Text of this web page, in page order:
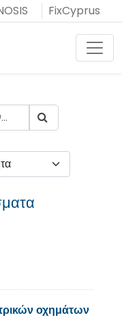
FixCyprus
οχημάτων